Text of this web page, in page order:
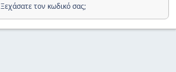
Ξεχάσατε τον κωδικό σας;